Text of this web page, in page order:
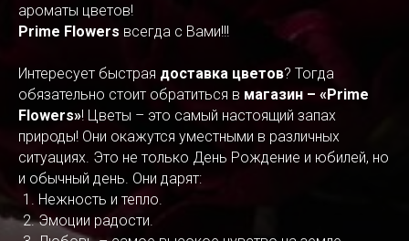
ароматы цветов!
Prime Flowers всегда с Вами!!!
Интересует быстрая доставка цветов? Тогда
обязательно стоит обратиться в магазин – «Prime
Flowers»! Цветы – это самый настоящий запах
природы! Они окажутся уместными в различных
ситуациях. Это не только День Рождение и юбилей, но
и обычный день. Они дарят:
Нежность и тепло.
Эмоции радости.